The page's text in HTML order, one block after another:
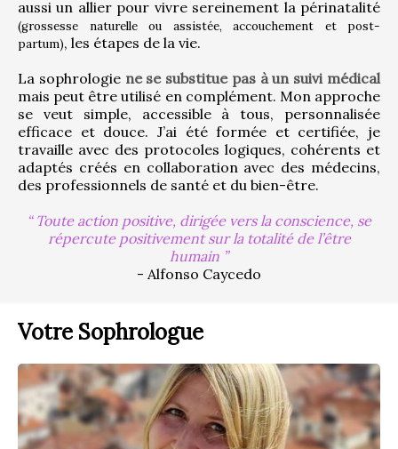
(grossesse naturelle ou assistée, accouchement et post-
partum), les étapes de la vie.
La sophrologie ne se substitue pas à un suivi médical
mais peut être utilisé en complément. Mon approche
se veut simple, accessible à tous, personnalisée
efficace et douce. J’ai été formée et certifiée, je
travaille avec des protocoles logiques, cohérents et
adaptés créés en collaboration avec des médecins,
des professionnels de santé et du bien-être.
Toute action positive, dirigée vers la conscience, se
répercute positivement sur la totalité de l’être
humain
- Alfonso Caycedo
Votre Sophrologue